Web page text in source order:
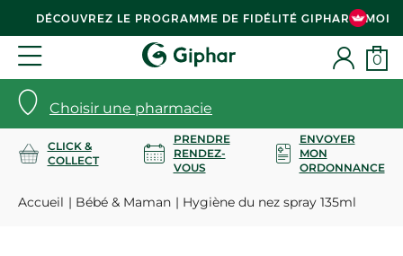
DÉCOUVREZ LE PROGRAMME DE FIDÉLITÉ GIPHAR & MOI
Choisir une pharmacie
0
CLICK &
COLLECT
PRENDRE
RENDEZ-
VOUS
ENVOYER
MON
ORDONNANCE
Accueil Bébé & Maman Hygiène du nez spray 135ml